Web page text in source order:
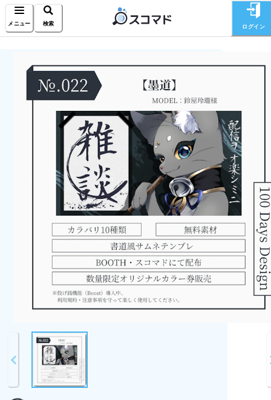
メニュー 検索 ログイン